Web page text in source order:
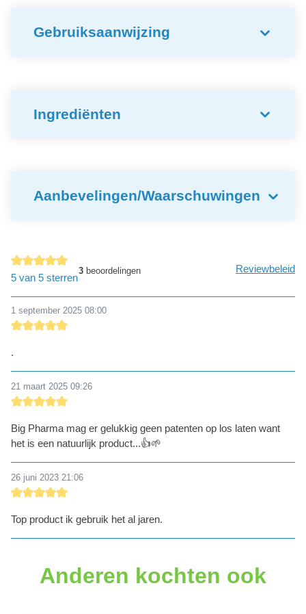
Gebruiksaanwijzing
Ingrediënten
Aanbevelingen/Waarschuwingen
Gemiddelde waardering van 5 van 5 sterren
5 van 5 sterren
3beoordelingen Reviewbeleid
1 september 2025 08:00
.
21 maart 2025 09:26
Big Pharma mag er gelukkig geen patenten op los laten want
het is een natuurlijk product...👍🌱
26 juni 2023 21:06
Top product ik gebruik het al jaren.
Anderen kochten ook